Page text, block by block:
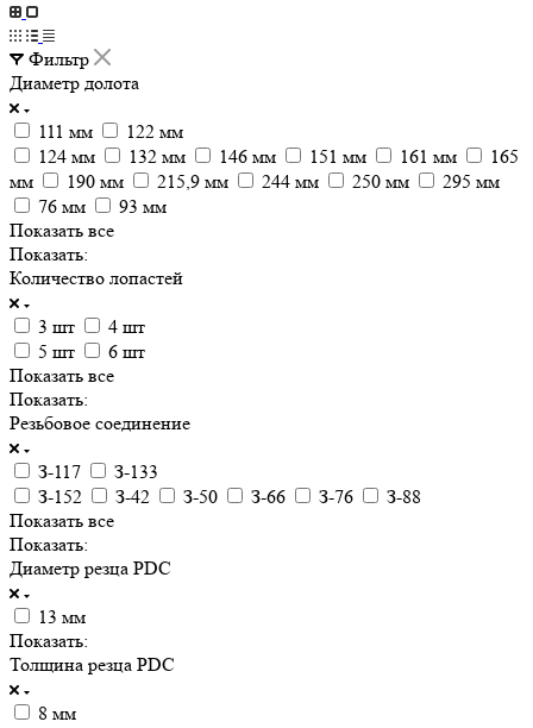
Фильтр
Диаметр долота
111 мм
122 мм
124 мм
132 мм 146 мм 151 мм 161 мм
165
мм
190 мм 215,9 мм 244 мм 250 мм
295 мм
76 мм
93 мм
Показать все
Показать:
Количество лопастей
3 шт
4 шт
5 шт
6 шт
Показать все
Показать:
Резьбовое соединение
З-117
З-133
З-152
З-42 З-50 З-66 З-76
З-88
Показать все
Показать:
Диаметр резца PDC
13 мм
Показать:
Толщина резца PDC
8 мм